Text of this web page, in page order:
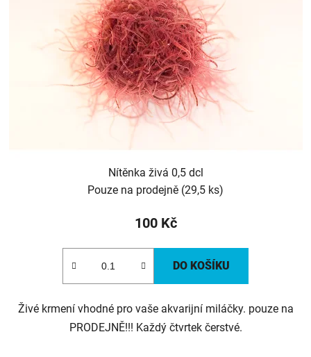
Nítěnka živá 0,5 dcl
Pouze na prodejně (29,5 ks)
100 Kč
DO KOŠÍKU
Živé krmení vhodné pro vaše akvarijní miláčky. pouze na
PRODEJNĚ!!! Každý čtvrtek čerstvé.